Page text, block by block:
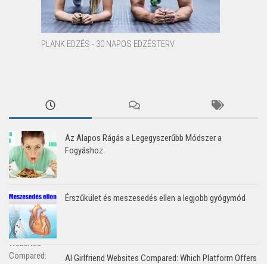
PLANK EDZÉS - 30 NAPOS EDZÉSTERV
Az Alapos Rágás a Legegyszerűbb Módszer a
Fogyáshoz
Érszűkület és meszesedés ellen a legjobb gyógymód
AI Girlfriend Websites Compared: Which Platform Offers